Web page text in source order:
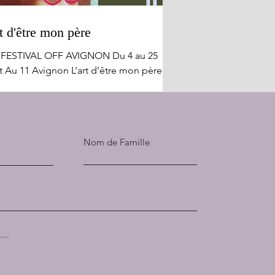
d'être mon père
OFF AVIGNON Du 4 au 25
Au 11 Avignon L’art d’être mon père
tout autant qu'elle amusera. Julie
Nom de Famille